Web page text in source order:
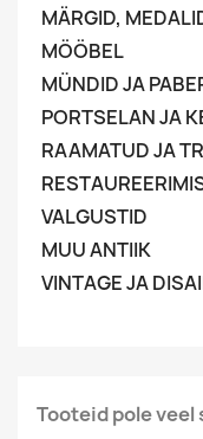
MÄRGID,
MÖÖBEL
MÜNDID JA
PORTSELAN JA
RAAMATUD JA
VALGUSTID
MUU ANTIIK
VINTAGE JA
Tooteid pole veel